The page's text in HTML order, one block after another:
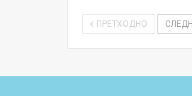
ПРЕТХОДНО